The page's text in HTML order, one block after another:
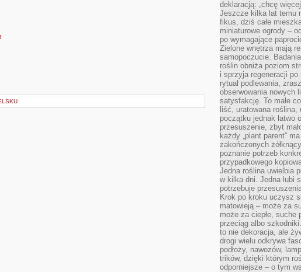
deklaracją: „chcę
Jeszcze kilka lat temu
fikus, dziś całe
miniaturowe ogrody –
po wymagające
Zielone wnętrza mają
samopoczucie.
roślin obniża poziom
i sprzyja regeneracji
rytuał podlewania,
obserwowania nowych
satysfakcję. To małe
liść, uratowana
początku jednak łatwo
przesuszenie, zbyt
każdy „plant parent”
zakończonych
poznanie potrzeb
przypadkowego
Jedna roślina uwielbia
w kilka dni. Jedna lubi
potrzebuje
Krok po kroku uczysz
matowieją – może za
może za ciepłe, suche
przeciąg albo
to nie dekoracja, ale
drogi wielu odkrywa
podłoży, nawozów,
trików, dzięki którym
odporniejsze – o tym